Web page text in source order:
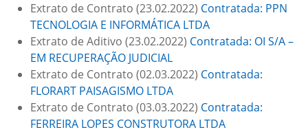
Extrato de Contrato (23.02.2022) Contratada: PPN
TECNOLOGIA E INFORMÁTICA LTDA
Extrato de Aditivo (23.02.2022) Contratada: OI S/A –
EM RECUPERAÇÃO JUDICIAL
Extrato de Contrato (02.03.2022) Contratada:
FLORART PAISAGISMO LTDA
Extrato de Contrato (03.03.2022) Contratada:
FERREIRA LOPES CONSTRUTORA LTDA